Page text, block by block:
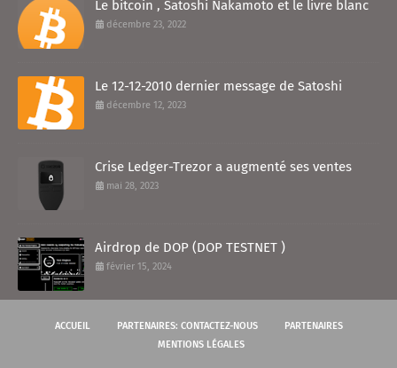
Le bitcoin , Satoshi Nakamoto et le livre blanc
décembre 23, 2022
Le 12-12-2010 dernier message de Satoshi
décembre 12, 2023
Crise Ledger-Trezor a augmenté ses ventes
mai 28, 2023
Airdrop de DOP (DOP TESTNET )
février 15, 2024
ACCUEIL PARTENAIRES: CONTACTEZ-NOUS
PARTENAIRES
MENTIONS LÉGALES